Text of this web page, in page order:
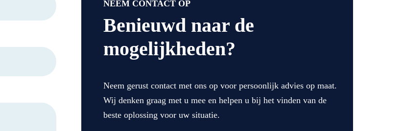
NEEM CONTACT OP
Benieuwd naar de
mogelijkheden?
Neem gerust contact met ons op voor persoonlijk advies op maat.
Wij denken graag met u mee en helpen u bij het vinden van de
beste oplossing voor uw situatie.